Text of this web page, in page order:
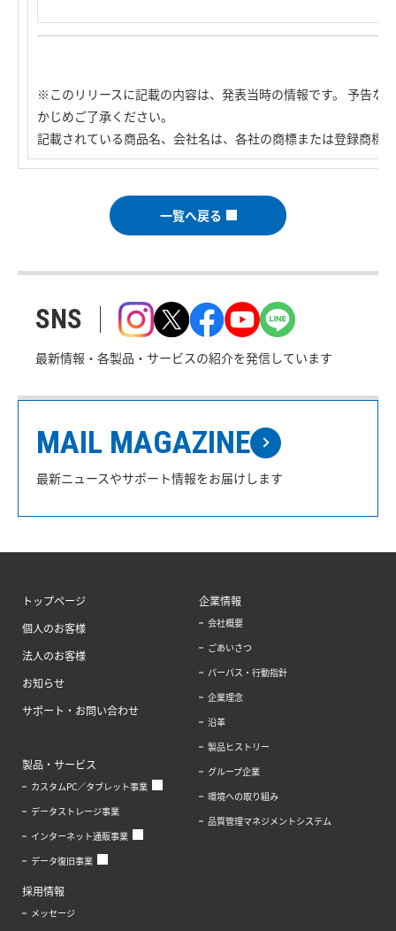
※このリリースに記載の内容は、発表当時の情報です。 予告な
かじめご了承ください。
記載されている商品名、会社名は、各社の商標または登録商標
一覧へ戻る
SNS
最新情報・各製品・サービスの紹介を発信しています
MAIL MAGAZINE
最新ニュースやサポート情報をお届けします
トップページ
個人のお客様
法人のお客様
お知らせ
サポート・お問い合わせ
製品・サービス
カスタムPC／タブレット事業
データストレージ事業
インターネット通販事業
データ復旧事業
企業情報
会社概要
ごあいさつ
パーパス・行動指針
企業理念
沿革
製品ヒストリー
グループ企業
環境への取り組み
品質管理マネジメントシステム
採用情報
メッセージ